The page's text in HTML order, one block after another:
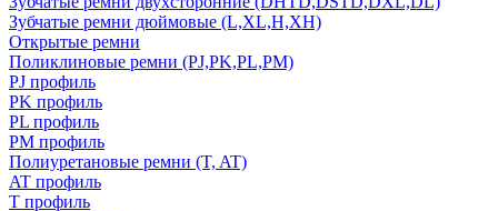
Зубчатые ремни дюймовые (L,XL,H,XH)
Открытые ремни
Поликлиновые ремни (PJ,PK,PL,PM)
PJ профиль
PK профиль
PL профиль
PM профиль
Полиуретановые ремни (T, AT)
AT профиль
T профиль